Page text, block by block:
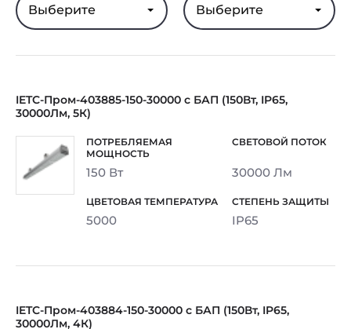
Выберите Выберите
IETC-Пром-403885-150-30000 с БАП (150Вт, IP65,
30000Лм, 5К)
150 Вт 30000 Лм
5000 IP65
IETC-Пром-403884-150-30000 с БАП (150Вт, IP65,
30000Лм, 4К)